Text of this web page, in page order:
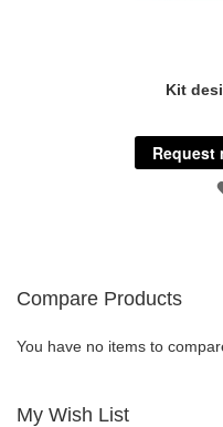
Kit
Request
Compare Products
You have no items to
My Wish List